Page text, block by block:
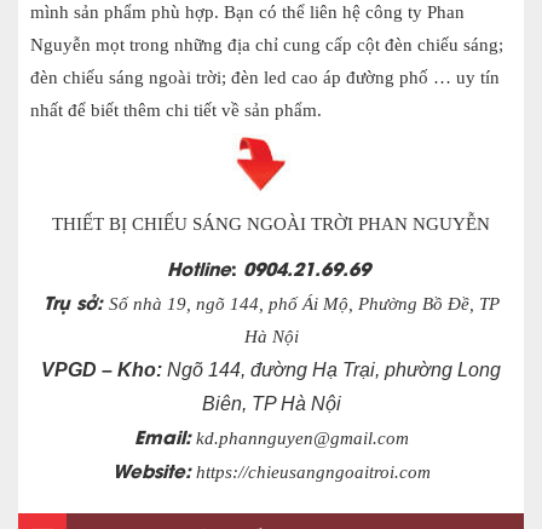
mình sản phẩm phù hợp. Bạn có thể liên hệ công ty Phan
Nguyễn mọt trong những địa chỉ cung cấp cột đèn chiếu sáng;
đèn chiếu sáng ngoài trời; đèn led cao áp đường phố … uy tín
nhất để biết thêm chi tiết về sản phẩm.
THIẾT BỊ CHIẾU SÁNG NGOÀI TRỜI PHAN NGUYỄN
Hotline: 0904.21.69.69
Trụ sở: Số nhà 19, ngõ 144, phố Ái Mộ, Phường Bồ Đề, TP
Hà Nội
VPGD – Kho: Ngõ 144, đường Hạ Trại, phường Long
Biên, TP Hà Nội
Email:kd.phannguyen@gmail.com
Website:https://chieusangngoaitroi.com